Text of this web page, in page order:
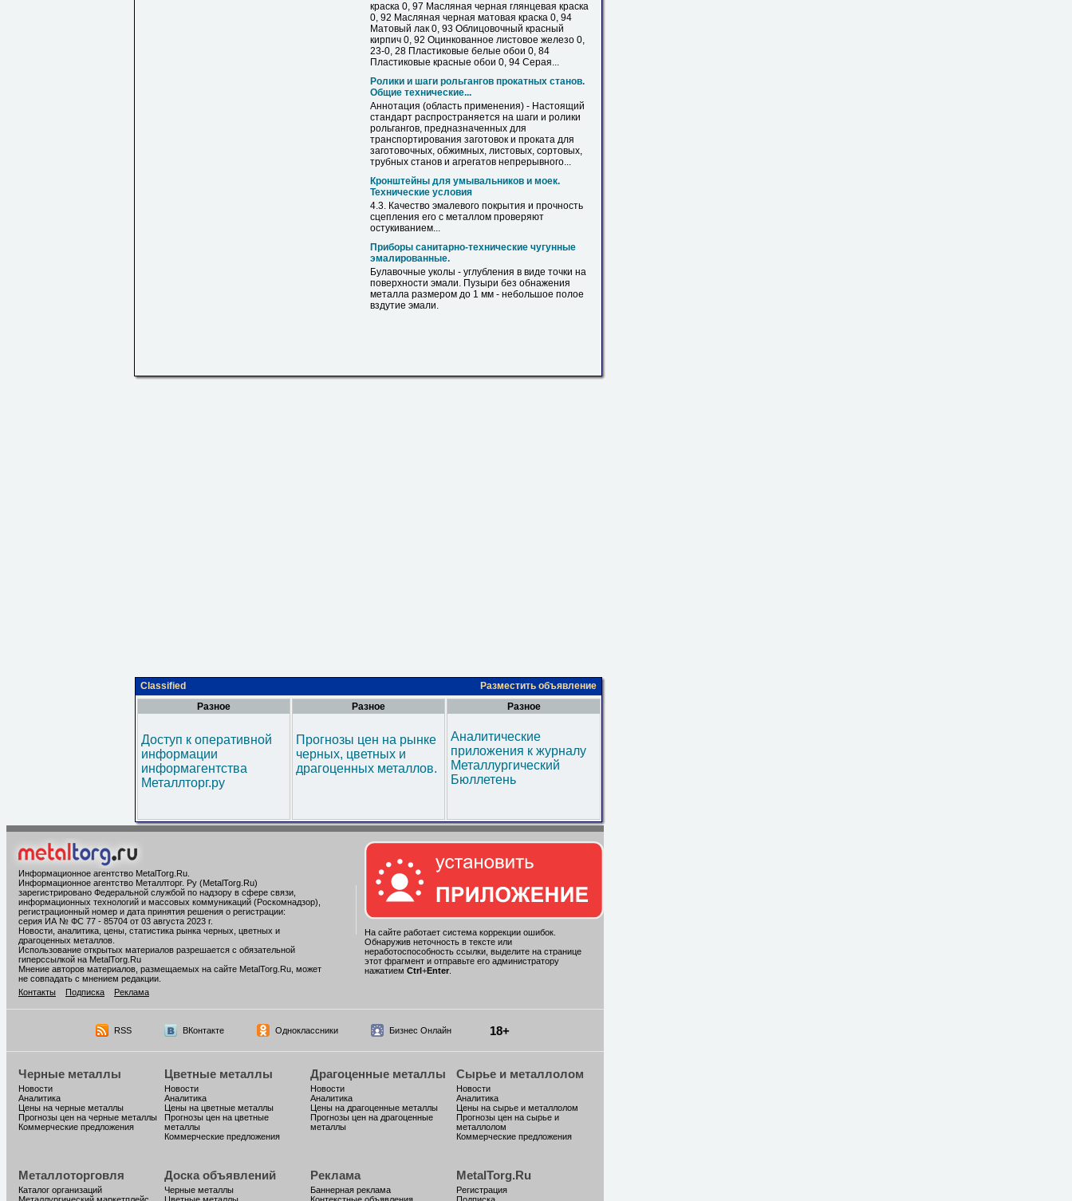
краска 0, 97 Масляная черная глянцевая краска
0, 92 Масляная черная матовая краска 0, 94
Матовый лак 0, 93 Облицовочный красный
кирпич 0, 92 Оцинкованное листовое железо 0,
23-0, 28 Пластиковые белые обои 0, 84
Пластиковые красные обои 0, 94 Серая...
Ролики и шаги рольгангов прокатных станов.
Общие технические...
Аннотация (область применения) - Настоящий
стандарт распространяется на шаги и ролики
рольгангов, предназначенных для
транспортирования заготовок и проката для
заготовочных, обжимных, листовых, сортовых,
трубных станов и агрегатов непрерывного...
Кронштейны для умывальников и моек.
Технические условия
4.3. Качество эмалевого покрытия и прочность
сцепления его с металлом проверяют
остукиванием...
Приборы санитарно-технические чугунные
эмалированные.
Булавочные уколы - углубления в виде точки на
поверхности эмали. Пузыри без обнажения
металла размером до 1 мм - небольшое полое
вздутие эмали.
Classified
Разместить объявление
Разное
Доступ к оперативной
информации
информагентства
Металлторг.ру
Разное
Прогнозы цен на рынке
черных, цветных и
драгоценных металлов.
Разное
Аналитические
приложения к журналу
Металлургический
Бюллетень
Информационное агентство MetalTorg.Ru
Информационное агентство Металлторг. Ру (MetalTorg.Ru)
зарегистрировано Федеральной службой по надзору в сфере связи,
информационных технологий и массовых коммуникаций (Роскомнадзор),
регистрационный номер и дата принятия решения о регистрации:
серия ИА № ФС 77 - 85704 от 03 августа 2023 г.
Новости, аналитика, цены, статистика рынка черных, цветных и
драгоценных металлов.
Использование открытых материалов разрешается с обязательной
гиперссылкой на MetalTorg.Ru
Мнение авторов материалов, размещаемых на сайте MetalTorg.Ru, может
не совпадать с мнением редакции.
Контакты
Подписка Реклама
На сайте работает система коррекции ошибок.
Обнаружив неточность в тексте или
неработоспособность ссылки, выделите на странице
этот фрагмент и отправьте его администратору
нажатием Ctrl +Enter.
RSS ВКонтакте Одноклассники Бизнес Онлайн 18+
Черные металлы
Новости
Аналитика
Цены на черные металлы
Прогнозы цен на черные металлы
Коммерческие предложения
Цветные металлы
Новости
Аналитика
Цены на цветные металлы
Прогнозы цен на цветные
металлы
Коммерческие предложения
Драгоценные металлы
Новости
Аналитика
Цены на драгоценные металлы
Прогнозы цен на драгоценные
металлы
Сырье и металлолом
Новости
Аналитика
Цены на сырье и металлолом
Прогнозы цен на сырье и
металлолом
Коммерческие предложения
Металлоторговля
Каталог организаций
Доска объявлений
Черные металлы
Реклама
Баннерная реклама
MetalTorg.Ru
Регистрация